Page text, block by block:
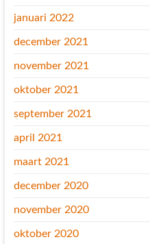
januari 2022
december 2021
november 2021
oktober 2021
september 2021
april 2021
maart 2021
december 2020
november 2020
oktober 2020